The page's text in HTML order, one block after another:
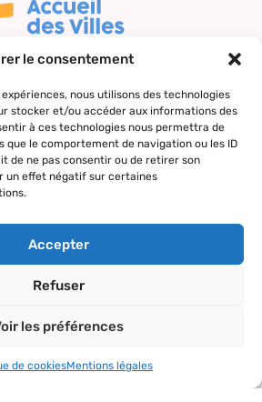
le consentement
nous utilisons des technologies
stocker et/ou accéder aux informations des
à ces technologies nous permettra de
que le comportement de navigation ou les ID
de ne pas consentir ou de retirer son
un effet négatif sur certaines
Accepter
Refuser
les préférences
de cookiesMentions légales
des
et
Le réseau
AVF
Répertoire
des AVF
l’actualité du
réseau
Suivez-nous